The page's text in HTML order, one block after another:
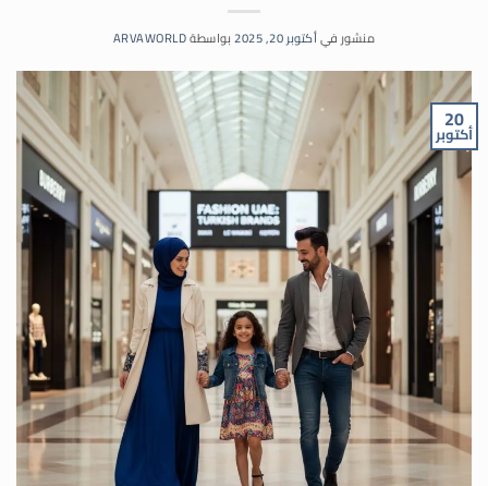
منشور فيأكتوبر 20, 2025 بواسطةARVAWORLD
20
أكتوبر